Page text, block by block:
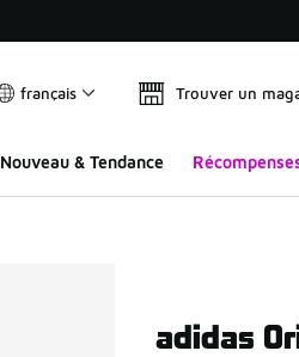
français Trouver un
Nouveau & Tendance
adidas